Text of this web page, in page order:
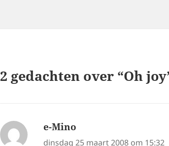
2 gedachten over “Oh
e-Mino
dinsdag 25 maart 2008 om 15:32